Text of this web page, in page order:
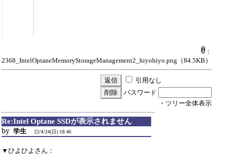
：
2368_IntelOptaneMemoryStorageManagement2_hiyohiyo.png （84.5KB）
引用なし
パスワード
・ツリー全体表示
Re:Intel Optane SSDが表示されません
by 学生 22/4/24(日) 18:46
▼ひよひよさん：